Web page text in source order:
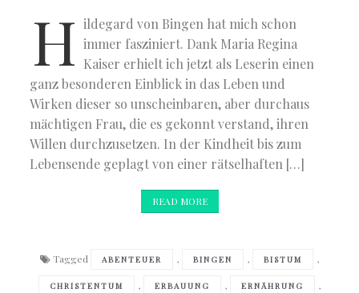
H ildegard von Bingen hat mich schon
immer fasziniert. Dank Maria Regina
Kaiser erhielt ich jetzt als Leserin einen
ganz besonderen Einblick in das Leben und
Wirken dieser so unscheinbaren, aber durchaus
mächtigen Frau, die es gekonnt verstand, ihren
Willen durchzusetzen. In der Kindheit bis zum
Lebensende geplagt von einer rätselhaften […]
READ MORE
Tagged ABENTEUER , BINGEN , BISTUM ,
CHRISTENTUM , ERBAUUNG , ERNÄHRUNG ,